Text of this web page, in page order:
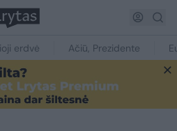
erdvė Ačiū, Prezidente